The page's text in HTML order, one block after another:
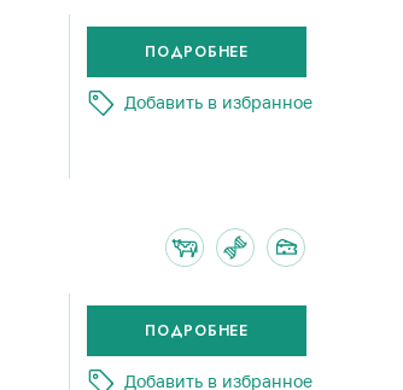
Добавить в избранное
Добавить в избранное